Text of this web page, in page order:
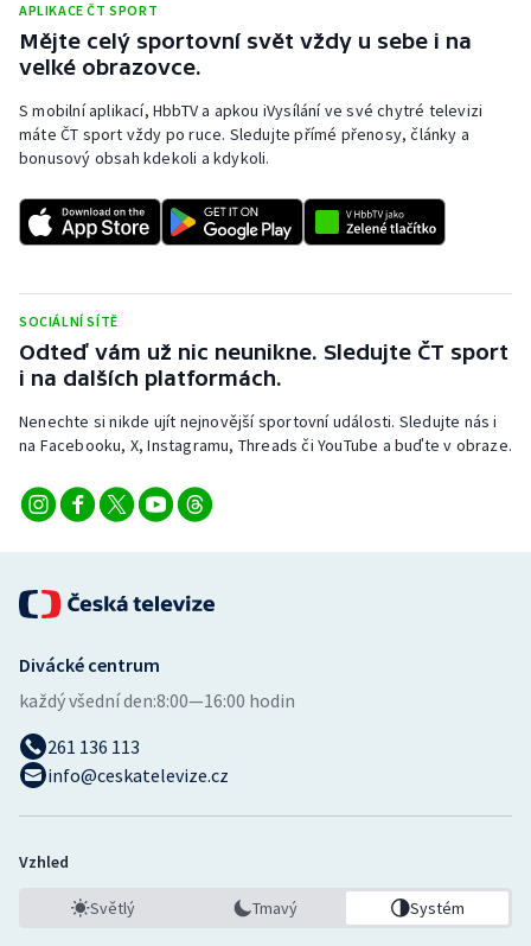
APLIKACE ČT SPORT
Mějte celý sportovní svět vždy u sebe i na
velké obrazovce.
S mobilní aplikací, HbbTV a apkou iVysílání ve své chytré televizi
máte ČT sport vždy po ruce. Sledujte přímé přenosy, články a
bonusový obsah kdekoli a kdykoli.
SOCIÁLNÍ SÍTĚ
Odteď vám už nic neunikne. Sledujte ČT sport
i na dalších platformách.
Nenechte si nikde ujít nejnovější sportovní události. Sledujte nás i
na Facebooku, X, Instagramu, Threads či YouTube a buďte v obraze.
Divácké centrum
každý všední den:8:00—16:00 hodin
261 136 113
info@ceskatelevize.cz
Vzhled
Světlý Tmavý Systém